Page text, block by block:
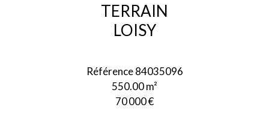
TERRAIN
LOISY
Référence84035096
550.00m²
70 000 €